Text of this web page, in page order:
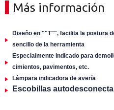
Más información
Diseño en ""T"", facilita la postura
sencillo de la herramienta
Especialmente indicado para
cimientos, pavimentos, etc.
Lámpara indicadora de avería
Escobillas